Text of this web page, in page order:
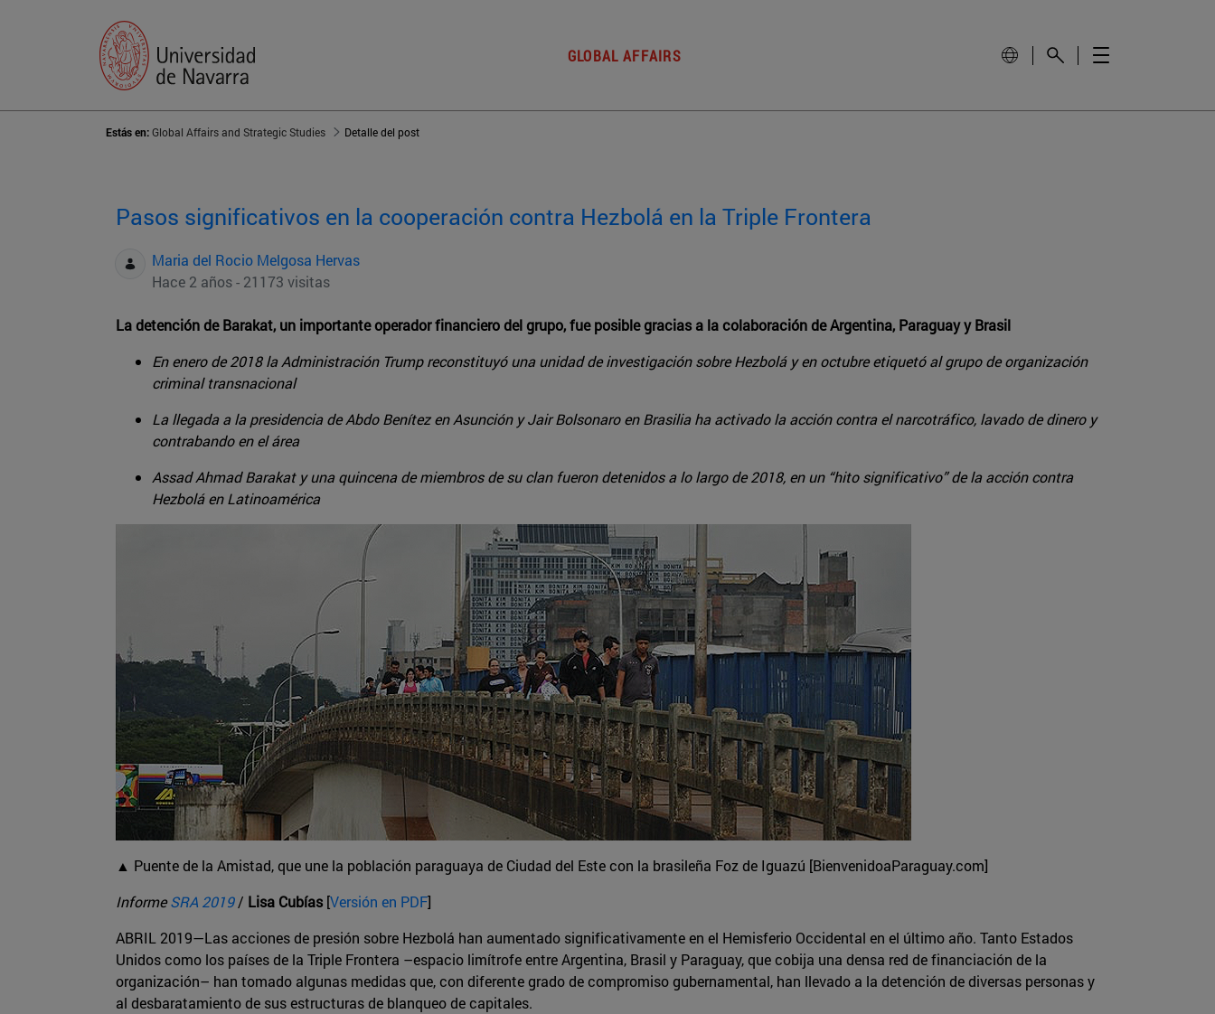
GLOBAL AFFAIRS
Estás en:Global Affairs and Strategic Studies Detalle del post
Pasos significativos en la cooperación contra Hezbolá en la Triple Frontera
Maria del Rocio Melgosa Hervas
Hace 2 años - 21173 visitas
La detención de Barakat, un importante operador financiero del grupo, fue posible gracias a la colaboración de Argentina, Paraguay y Brasil
En enero de 2018 la Administración Trump reconstituyó una unidad de investigación sobre Hezbolá y en octubre etiquetó al grupo de organización
criminal transnacional
La llegada a la presidencia de Abdo Benítez en Asunción y Jair Bolsonaro en Brasilia ha activado la acción contra el narcotráfico, lavado de dinero y
contrabando en el área
Assad Ahmad Barakat y una quincena de miembros de su clan fueron detenidos a lo largo de 2018, en un “hito significativo” de la acción contra
Hezbolá en Latinoamérica
▲ Puente de la Amistad, que une la población paraguaya de Ciudad del Este con la brasileña Foz de Iguazú [BienvenidoaParaguay.com]
InformeSRA 2019/ Lisa Cubías [Versión en PDF]
ABRIL 2019—Las acciones de presión sobre Hezbolá han aumentado significativamente en el Hemisferio Occidental en el último año. Tanto Estados
Unidos como los países de la Triple Frontera –espacio limítrofe entre Argentina, Brasil y Paraguay, que cobija una densa red de financiación de la
organización­– han tomado algunas medidas que, con diferente grado de compromiso gubernamental, han llevado a la detención de diversas personas y
al desbaratamiento de sus estructuras de blanqueo de capitales.